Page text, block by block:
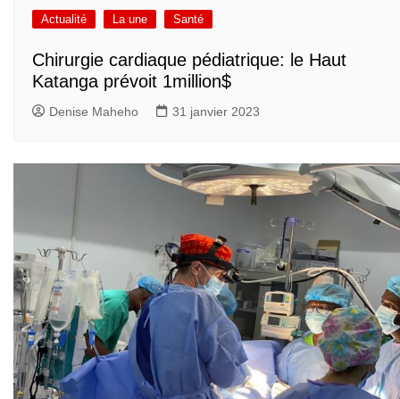
Actualité La une Santé
Chirurgie cardiaque pédiatrique: le Haut
Katanga prévoit 1million$
Denise Maheho 31 janvier 2023